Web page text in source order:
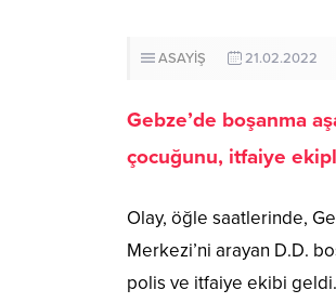
ASAYİŞ 21.02.2022
Gebze’de boşanma
çocuğunu, itfaiye
Olay, öğle saatlerinde,
Merkezi’ni arayan D.D.
polis ve itfaiye ekibi